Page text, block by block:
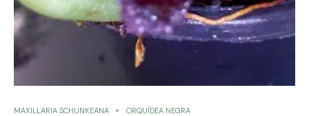
MAXILLARIA SCHUNKEANA ORQUÍDEA NEGRA